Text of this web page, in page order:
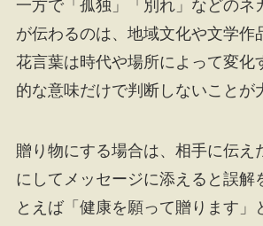
一方で「孤独」「別れ」などのネ
が伝わるのは、地域文化や文学作
花言葉は時代や場所によって変化
的な意味だけで判断しないことが
贈り物にする場合は、相手に伝え
にしてメッセージに添えると誤解
とえば「健康を願って贈ります」